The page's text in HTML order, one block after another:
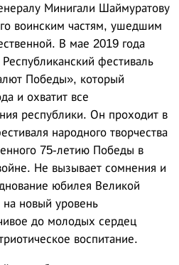
Минигали Шаймуратову
воинским частям, ушедшим
В мае 2019 года
фестиваль
Победы», который
и охватит все
республики. Он проходит в
народного творчества
75-летию Победы в
Не вызывает сомнения и
юбилея Великой
новый уровень
до молодых сердец
воспитание.